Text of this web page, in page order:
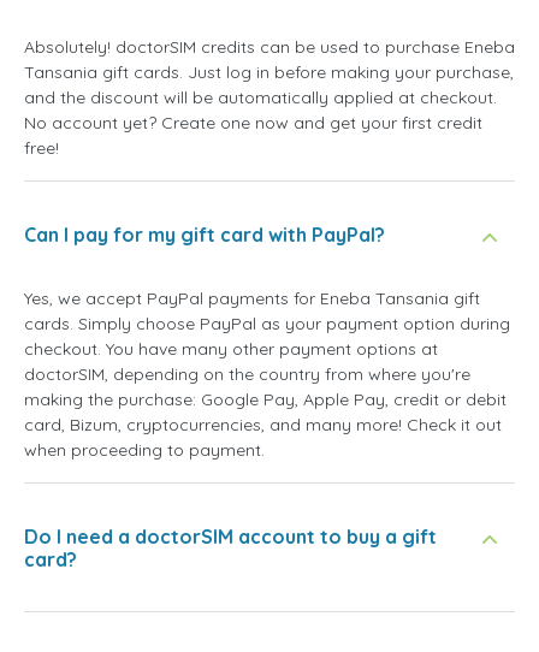
Absolutely! doctorSIM credits can be used to purchase Eneba
Tansania gift cards. Just log in before making your purchase,
and the discount will be automatically applied at checkout.
No account yet? Create one now and get your first credit
free!
Can I pay for my gift card with PayPal?
Yes, we accept PayPal payments for Eneba Tansania gift
cards. Simply choose PayPal as your payment option during
checkout. You have many other payment options at
doctorSIM, depending on the country from where you're
making the purchase: Google Pay, Apple Pay, credit or debit
card, Bizum, cryptocurrencies, and many more! Check it out
when proceeding to payment.
Do I need a doctorSIM account to buy a gift
card?